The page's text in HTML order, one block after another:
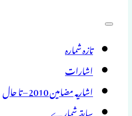
تازہ شمارہ
اشارات
اشاریہ مضامین 2010 – تا حال
سابقہ شمارے